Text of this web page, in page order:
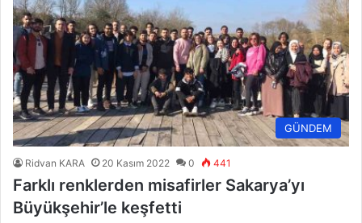
GÜNDEM
Ridvan KARA 20 Kasım 2022 0 441
Farklı renklerden misafirler Sakarya’yı
Büyükşehir’le keşfetti